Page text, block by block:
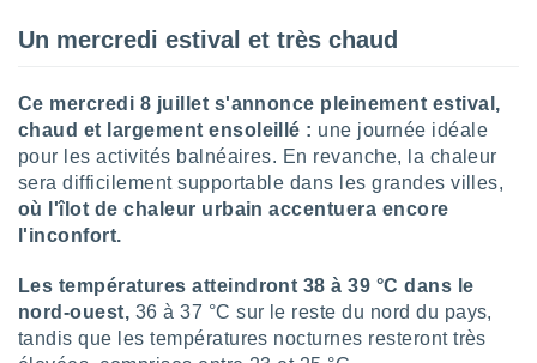
que
la
et que
ne
Un mercredi estival et très chaud
Ce mercredi 8 juillet s'annonce pleinement estival,
chaud et largement ensoleillé : une journée idéale
pour les activités balnéaires. En revanche, la chaleur
sera difficilement supportable dans les grandes villes,
où l'îlot de chaleur urbain accentuera encore
l'inconfort.
Les températures atteindront 38 à 39 °C dans le
nord-ouest, 36 à 37 °C sur le reste du nord du pays,
tandis que les températures nocturnes resteront très